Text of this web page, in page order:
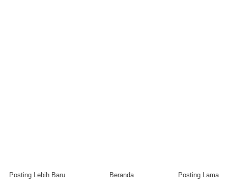
Posting Lebih Baru Posting Lama
Beranda